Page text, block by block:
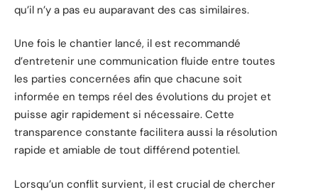
qu’il n’y a pas eu auparavant des cas similaires.
Une fois le chantier lancé, il est recommandé
d’entretenir une communication fluide entre toutes
les parties concernées afin que chacune soit
informée en temps réel des évolutions du projet et
puisse agir rapidement si nécessaire. Cette
transparence constante facilitera aussi la résolution
rapide et amiable de tout différend potentiel.
Lorsqu’un conflit survient, il est crucial de chercher